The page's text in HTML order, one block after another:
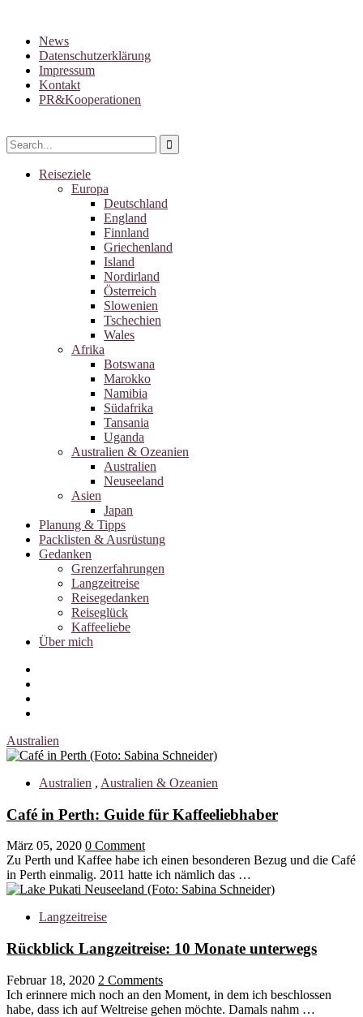
News
Datenschutzerklärung
Impressum
Kontakt
PR&Kooperationen
Reiseziele
Europa
Deutschland
England
Finnland
Griechenland
Island
Nordirland
Österreich
Slowenien
Tschechien
Wales
Afrika
Botswana
Marokko
Namibia
Südafrika
Tansania
Uganda
Australien & Ozeanien
Australien
Neuseeland
Asien
Japan
Planung & Tipps
Packlisten & Ausrüstung
Gedanken
Grenzerfahrungen
Langzeitreise
Reisegedanken
Reiseglück
Kaffeeliebe
Über mich
Australien
Australien , Australien & Ozeanien
Café in Perth: Guide für Kaffeeliebhaber
März 05, 2020 0 Comment
Zu Perth und Kaffee habe ich einen besonderen Bezug und die Café
in Perth einmalig. 2011 hatte ich nämlich das …
Langzeitreise
Rückblick Langzeitreise: 10 Monate unterwegs
Februar 18, 2020 2 Comments
Ich erinnere mich noch an den Moment, in dem ich beschlossen
habe, dass ich auf Weltreise gehen möchte. Damals nahm …